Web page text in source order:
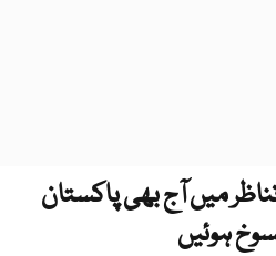
میں آج بھی پاکستان